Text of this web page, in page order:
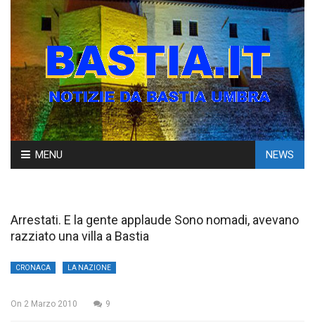
Skip
to
MENU NEWS
Arrestati. E la gente applaude Sono nomadi, avevano
razziato una villa a Bastia
CRONACA LA NAZIONE
On 2 Marzo 2010 9